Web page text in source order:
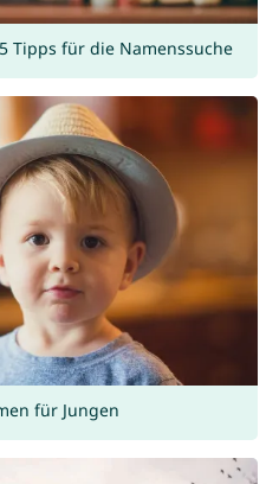
Tipps für die Namenssuche
für Jungen